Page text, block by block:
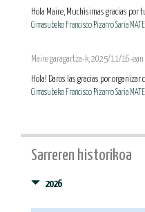
Hola Maire, Muchísimas gracias por
Cimasubeko Francisco Pizarro Saria
Maire garagartza-k, 2025/11/16-
Hola! Daros las gracias por organizar
Cimasubeko Francisco Pizarro Saria
Sarreren historikoa
2026